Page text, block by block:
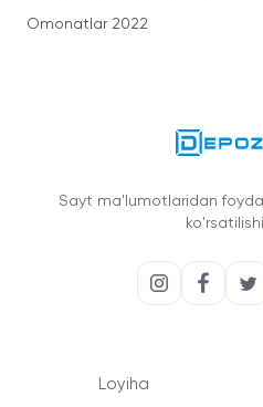
Omonatlar 2022
Sayt ma'lumotlaridan
Loyiha